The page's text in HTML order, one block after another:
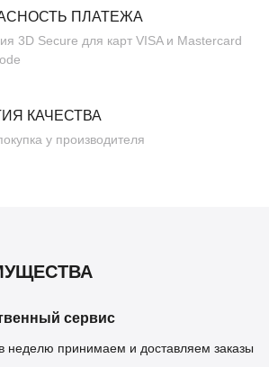
ПЛАТЕЖА
3D Secure для карт VISA и Mastercard
КАЧЕСТВА
у производителя
сервис
неделю принимаем и доставляем заказы